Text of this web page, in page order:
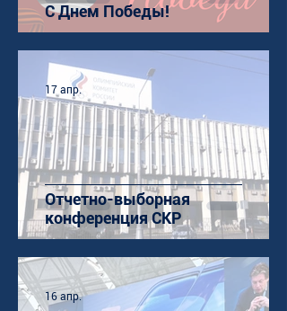
С Днем Победы!
Отчетно-выборная
конференция СКР
17 апр.
16 апр.